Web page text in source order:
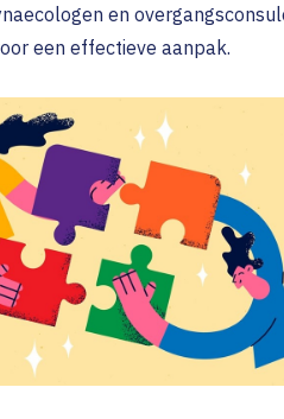
en
een effectieve aanpak.